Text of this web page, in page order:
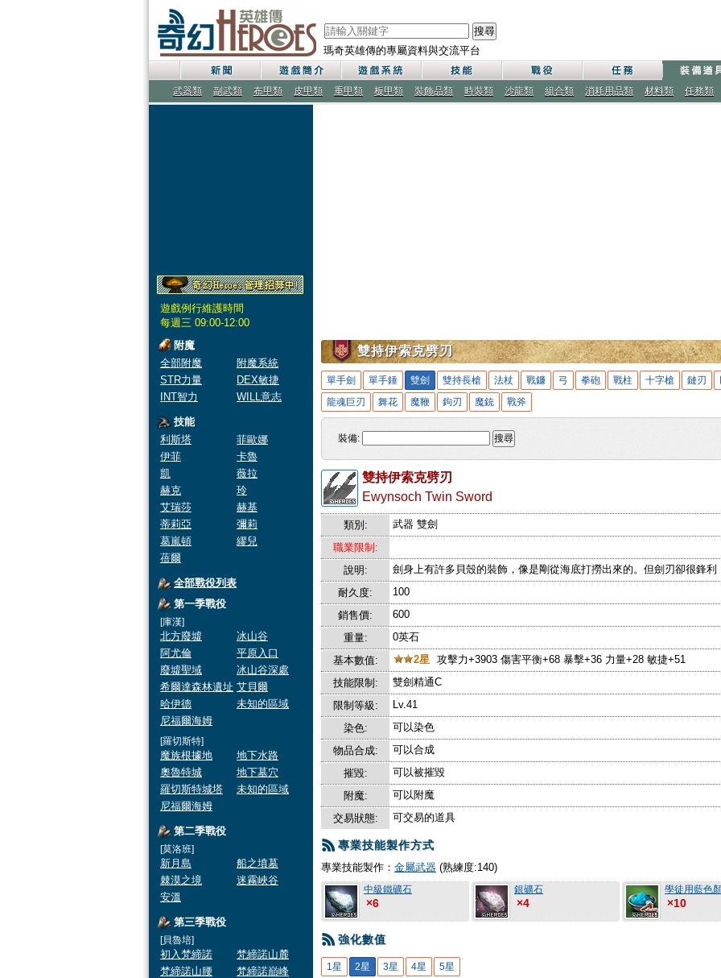
瑪奇英雄傳的專屬資料與交流平台
搜尋
武器類 副武類 布甲類 皮甲類 重甲類 板甲類 裝飾品類 時裝類 沙龍類 組合類 消耗用品類 材料類 任務類
遊戲例行維護時間
每週三 09:00-12:00
附魔
全部附魔
附魔系統
STR力量
DEX敏捷
INT智力
WILL意志
技能
利斯塔
菲歐娜
伊菲
卡魯
凱
薇拉
赫克
玲
艾瑞莎
赫基
蒂莉亞
彌莉
葛嵐頓
繆兒
蓓爾
全部戰役列表
第一季戰役
[庫漢]
北方廢墟
冰山谷
阿尤倫
平原入口
廢墟聖域
冰山谷深處
希爾達森林遺址 艾貝爾
哈伊德
未知的區域
尼福爾海姆
[羅切斯特]
魔族根據地
地下水路
奧魯特城
地下墓穴
羅切斯特城塔
未知的區域
尼福爾海姆
第二季戰役
[莫洛班]
新月島
船之墳墓
棘漠之境
迷霧峽谷
安溫
第三季戰役
[貝魯培]
初入梵締諾
梵締諾山麓
梵締諾山腰
梵締諾巔峰
雙持伊索克劈刃
單手劍 單手錘 雙劍 雙持長槍 法杖 戰鐮 弓 拳砲 戰柱 十字槍 鏈刃
龍魂巨刃
舞花 魔鞭 鉤刃 魔銃 戰斧
裝備: 搜尋
雙持伊索克劈刃
Ewynsoch Twin Sword
類別:
武器 雙劍
職業限制:
說明:
劍身上有許多貝殼的裝飾，像是剛從海底打撈出來的。但劍刃卻很鋒利
耐久度:
100
銷售價:
600
重量:
0英石
基本數值:
2星 攻擊力+3903 傷害平衡+68 暴擊+36 力量+28 敏捷+51
技能限制:
雙劍精通C
限制等級:
Lv.41
染色:
可以染色
物品合成:
可以合成
摧毀:
可以被摧毀
附魔:
可以附魔
交易狀態:
可交易的道具
專業技能製作方式
專業技能製作： 金屬武器 (熟練度:140)
中級鐵礦石
×6
銀礦石
×4
學徒用藍色
×10
強化數值
1星 2星 3星 4星 5星